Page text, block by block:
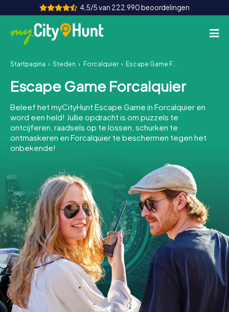
4,5/5 van 222.990 beoordelingen
Hoe het werkt
Steden
Tours
Teamevenement
INT AT CH
DE
ES
FR UK
IE
IT
NL
Boek tickets
Koop cadeaubonnen
Startpagina Steden Forcalquier Escape Game Forcalquier
Escape Game Forcalquier
Beleef het myCityHunt Escape Game in Forcalquier en
word een held! Jullie opdracht is om puzzels te
ontcijferen, raadsels op te lossen, schurken te
ontmaskeren en Forcalquier te beschermen tegen het
onbekende!